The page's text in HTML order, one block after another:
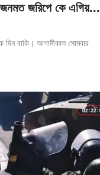
জনমত জরিপে কে এগিয়...
দিন বাকি। আগামীকাল সোমবার